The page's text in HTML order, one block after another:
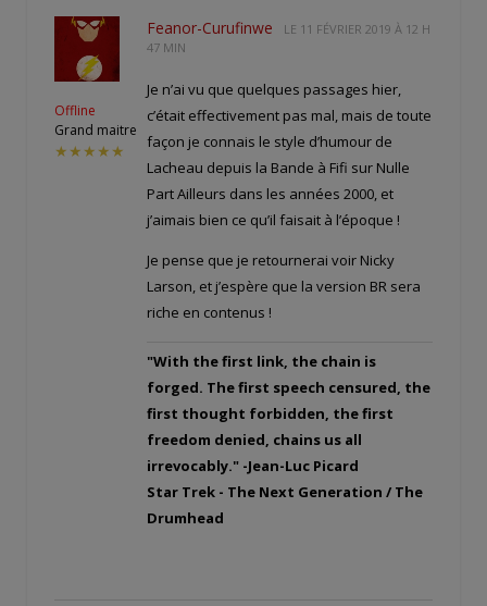
Offline
Grand maitre
★★★★★
Feanor-Curufinwe LE 11 FÉVRIER 2019 À 12 H
47 MIN
Je n’ai vu que quelques passages hier,
c’était effectivement pas mal, mais de toute
façon je connais le style d’humour de
Lacheau depuis la Bande à Fifi sur Nulle
Part Ailleurs dans les années 2000, et
j’aimais bien ce qu’il faisait à l’époque !
Je pense que je retournerai voir Nicky
Larson, et j’espère que la version BR sera
riche en contenus !
"With the first link, the chain is
forged. The first speech censured, the
first thought forbidden, the first
freedom denied, chains us all
irrevocably." -Jean-Luc Picard
Star Trek - The Next Generation / The
Drumhead